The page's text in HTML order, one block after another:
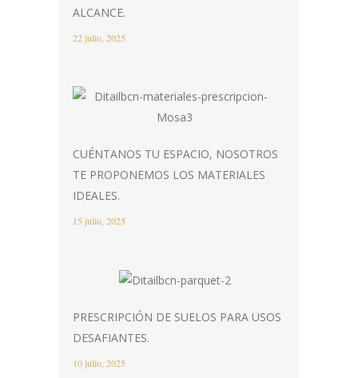
ALCANCE.
22 julio, 2025
CUÉNTANOS TU ESPACIO, NOSOTROS
TE PROPONEMOS LOS MATERIALES
IDEALES.
15 julio, 2025
PRESCRIPCIÓN DE SUELOS PARA USOS
DESAFIANTES.
10 julio, 2025